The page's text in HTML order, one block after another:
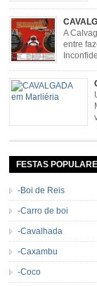
A
entre
resgata cultura e
Distrito de Padre
Cavalgada de
de […]
FESTAS
-Boi de Reis
-Carro de boi
-Cavalhada
-Caxambu
-Coco